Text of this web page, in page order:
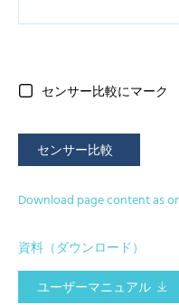
センサー比較にマーク
センサー比較
Download page content as
資料（ダウンロード）
ユーザーマニュアル